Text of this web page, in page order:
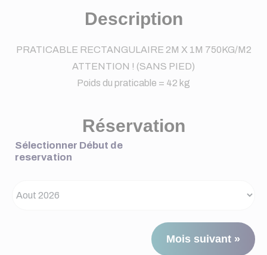
Description
PRATICABLE RECTANGULAIRE 2M X 1M 750KG/M2
ATTENTION ! (SANS PIED)
Poids du praticable = 42 kg
Réservation
Sélectionner Début de
reservation
Mois suivant »